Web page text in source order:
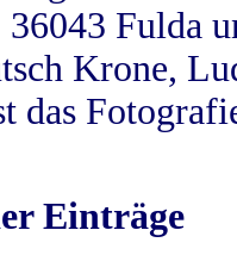
36043 Fulda
Krone,
das
Einträge